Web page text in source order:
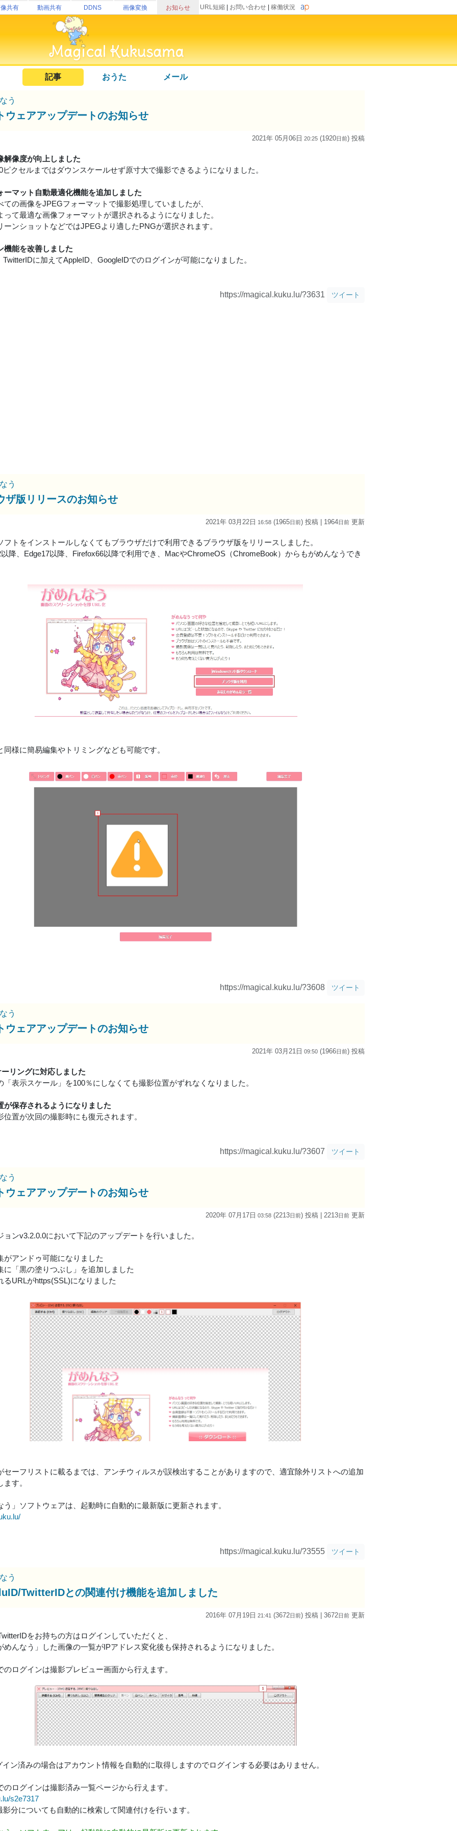
共有 動画共有 DDNS 画像変換 お知らせ URL短縮 お問い合わせ 稼働状況
記事 おうた メール
う
ウェアアップデートのお知らせ
2021年 05月06日 20:25 (1920日前) 投稿
解像度が向上しました
ピクセルまではダウンスケールせず原寸大で撮影できるようになりました。
ーマット自動最適化機能を追加しました
ての画像をJPEGフォーマットで撮影処理していましたが、
って最適な画像フォーマットが選択されるようになりました。
ーンショットなどではJPEGより適したPNGが選択されます。
機能を改善しました
TwitterIDに加えてAppleID、GoogleIDでのログインが可能になりました。
https://magical.kuku.lu/?3631 ツイート
う
ザ版リリースのお知らせ
2021年 03月22日 16:58 (1965日前) 投稿 | 1964日前 更新
フトをインストールしなくてもブラウザだけで利用できるブラウザ版をリリースしました。
降、Edge17以降、Firefox66以降で利用でき、MacやChromeOS（ChromeBook）からもがめんなうでき
同様に簡易編集やトリミングなども可能です。
https://magical.kuku.lu/?3608 ツイート
う
ウェアアップデートのお知らせ
2021年 03月21日 09:50 (1966日前) 投稿
リングに対応しました
「表示スケール」を100％にしなくても撮影位置がずれなくなりました。
が保存されるようになりました
位置が次回の撮影時にも復元されます。
https://magical.kuku.lu/?3607 ツイート
う
ウェアアップデートのお知らせ
2020年 07月17日 03:58 (2213日前) 投稿 | 2213日前 更新
ョンv3.2.0.0において下記のアップデートを行いました。
がアンドゥ可能になりました
に「黒の塗りつぶし」を追加しました
るURLがhttps(SSL)になりました
セーフリストに載るまでは、アンチウィルスが誤検出することがありますので、適宜除外リストへの追加
す。
う」ソフトウェアは、起動時に自動的に最新版に更新されます。
https://magical.kuku.lu/?3555 ツイート
う
TwitterIDとの関連付け機能を追加しました
2016年 07月19日 21:41 (3672日前) 投稿 | 3672日前 更新
をお持ちの方はログインしていただくと、
めんなう」した画像の一覧がIPアドレス変化後も保持されるようになりました。
のログインは撮影プレビュー画面から行えます。
ン済みの場合はアカウント情報を自動的に取得しますのでログインする必要はありません。
のログインは撮影済み一覧ページから行えます。
s2e7317
分についても自動的に検索して関連付けを行います。